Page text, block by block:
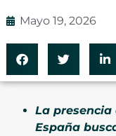
Mayo 19, 2026
La
España